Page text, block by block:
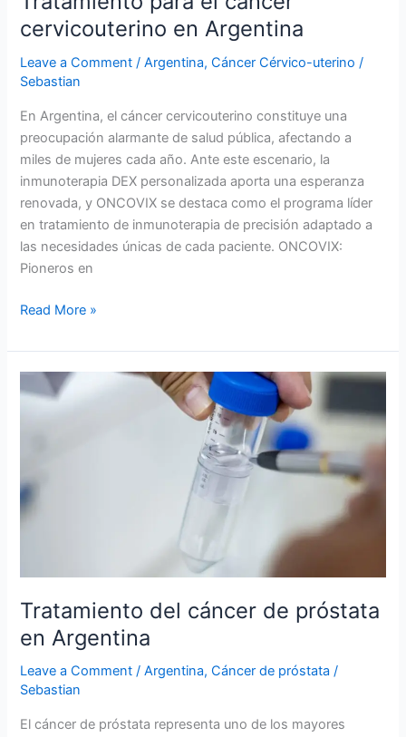
cervicouterino en Argentina
Leave a Comment /Argentina,Cáncer Cérvico-uterino /
Sebastian
En Argentina, el cáncer cervicouterino constituye una
preocupación alarmante de salud pública, afectando a
miles de mujeres cada año. Ante este escenario, la
inmunoterapia DEX personalizada aporta una esperanza
renovada, y ONCOVIX se destaca como el programa líder
en tratamiento de inmunoterapia de precisión adaptado a
las necesidades únicas de cada paciente. ONCOVIX:
Pioneros en
Read More »
Tratamiento del cáncer de próstata
en Argentina
Leave a Comment /Argentina,Cáncer de próstata /
Sebastian
El cáncer de próstata representa uno de los mayores
Tratamiento
en
Argentina